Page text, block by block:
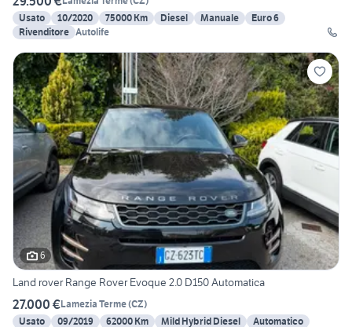
Usato
10/2020 75000 Km Diesel Manuale
Euro 6
Rivenditore Autolife
6
Land rover Range Rover Evoque 2.0 D150 Automatica
27.000 €Lamezia Terme(CZ)
Usato
09/2019 62000 Km Mild Hybrid Diesel
Automatico